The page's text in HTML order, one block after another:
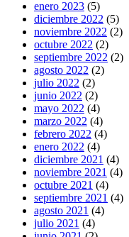
enero 2023 (5)
diciembre 2022 (5)
noviembre 2022 (2)
octubre 2022 (2)
septiembre 2022 (2)
agosto 2022 (2)
julio 2022 (2)
junio 2022 (2)
mayo 2022 (4)
marzo 2022 (4)
febrero 2022 (4)
enero 2022 (4)
diciembre 2021 (4)
noviembre 2021 (4)
octubre 2021 (4)
septiembre 2021 (4)
agosto 2021 (4)
julio 2021 (4)